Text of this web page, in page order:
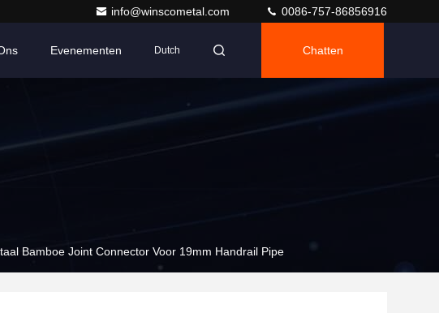
info@winscometal.com 0086-757-86856916
Evenementen Dutch Chatten
Bamboe Joint Connector Voor 19mm Handrail Pipe